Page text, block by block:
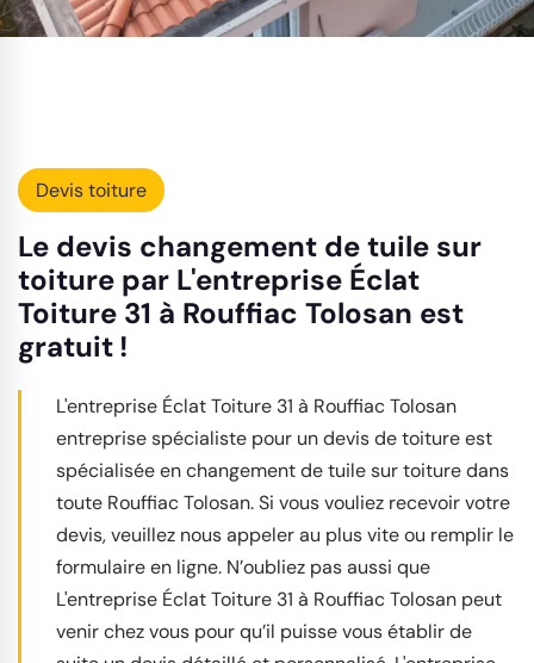
Devis toiture
Le devis changement de tuile sur
toiture par L'entreprise Éclat
Toiture 31 à Rouffiac Tolosan est
gratuit !
L'entreprise Éclat Toiture 31 à Rouffiac Tolosan
entreprise spécialiste pour un devis de toiture est
spécialisée en changement de tuile sur toiture dans
toute Rouffiac Tolosan. Si vous vouliez recevoir votre
devis, veuillez nous appeler au plus vite ou remplir le
formulaire en ligne. N’oubliez pas aussi que
L'entreprise Éclat Toiture 31 à Rouffiac Tolosan peut
venir chez vous pour qu’il puisse vous établir de